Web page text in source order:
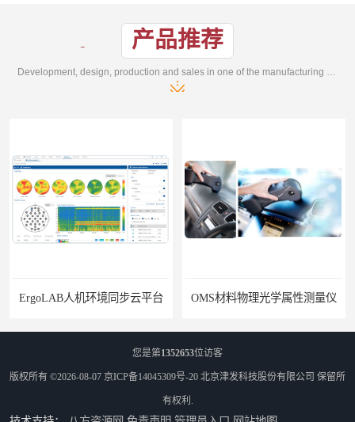
产品推荐
Development, design, production and sales in one of the manufacturing enterprises
ErgoLAB人机环境同步云平台 OMS材料物理光学属性测量仪
您是第1352653位访客
版权所有 ©2026-08-07 京ICP备14045309号-20 北京津发科技股份有限公司 保留所
有权利.